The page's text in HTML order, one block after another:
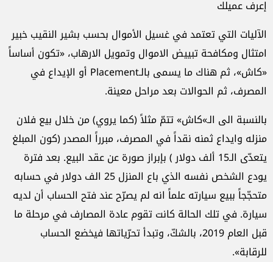
إعرف عميلك
الآليات التي تعتمد في غسيل الأموال بحسب بشير النقيب خبير
امتثال ومكافحة تبييض الاموال وتمويل الارهاب، «تكون أساساً
«كاش»، ثم هناك ما يسمى بالـPlacement أو الإيداع في
المصرف، ثم الحوالات بعد مراحل معينة.
بالنسبة الى الـ»كاش» تتمّ مثلاً (كما يروي) من خلال بيع فلان
منزله وايداع ثمنه نقداً في المصرف، مبرراً المصدر (كون المبلغ
يتعدّى الـ15 ألف دولار ) بإبراز صورة عن عقد البيع. بعد فترة
يودع الشخص نفسه الذي باع المنزل 25 الف دولار في حسابه
متحجّجاً ببيع سيارته علماً انه لم يصرّح عند فتح الحساب أن لديه
سيارة. في تلك الحالة كانت تقوم عادة المصارف في مرحلة ما
قبل العام 2019، بالشكّ، وتبدأ تحرّياتها فيخضع الحساب
للرقابة».